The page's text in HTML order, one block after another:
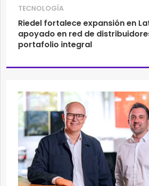
TECNOLOGÍA
Riedel fortalece expansión en
apoyado en red de
portafolio integral